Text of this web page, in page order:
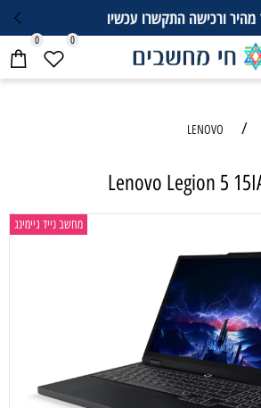
מהיר ורכישה התקשרו עכשיו
0 0
/
LENOVO
Lenovo Legion 5
מחשב נייד גיימינג